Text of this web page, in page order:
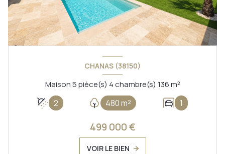
CHANAS (38150)
Maison 5 pièce(s) 4 chambre(s) 136 m²
2 480 m² 1
499 000 €
VOIR LE BIEN